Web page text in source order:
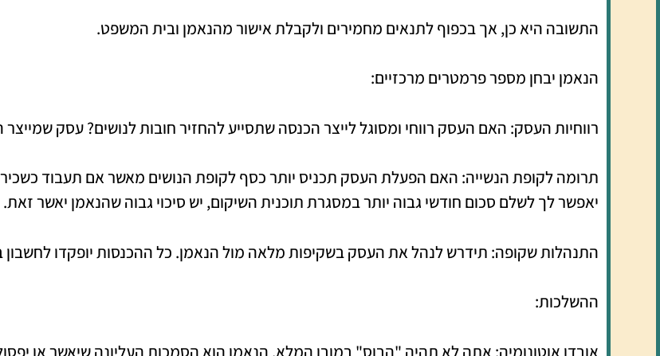
התשובה היא כן, אך בכפוף לתנאים מחמירים ולקבלת אישור מהנאמן ובית המשפט.
הנאמן יבחן מספר פרמטרים מרכזיים:
רווחיות העסק: האם העסק רווחי ומסוגל לייצר הכנסה שתסייע להחזיר חובות לנושים? עסק
תרומה לקופת הנשייה: האם הפעלת העסק תכניס יותר כסף לקופת הנושים מאשר אם תעבוד
יאפשר לך לשלם סכום חודשי גבוה יותר במסגרת תוכנית השיקום, יש סיכוי גבוה שהנאמן יאשר זאת.
התנהלות שקופה: תידרש לנהל את העסק בשקיפות מלאה מול הנאמן. כל ההכנסות יופקדו לחשבון
ההשלכות:
אובדן אוטונומיה: אתה לא תהיה "הבוס" במובן המלא. הנאמן הוא הסמכות העליונה שיאשר או